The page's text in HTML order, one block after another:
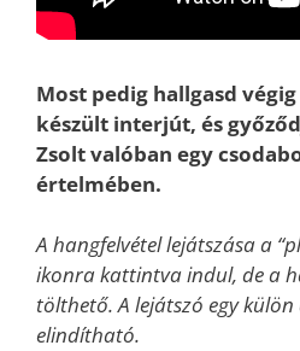
Most pedig hallgasd
készült interjút, és
Zsolt valóban egy
értelmében.
A hangfelvétel lejátszása a
ikonra kattintva indul, de a
tölthető. A lejátszó egy
elindítható.